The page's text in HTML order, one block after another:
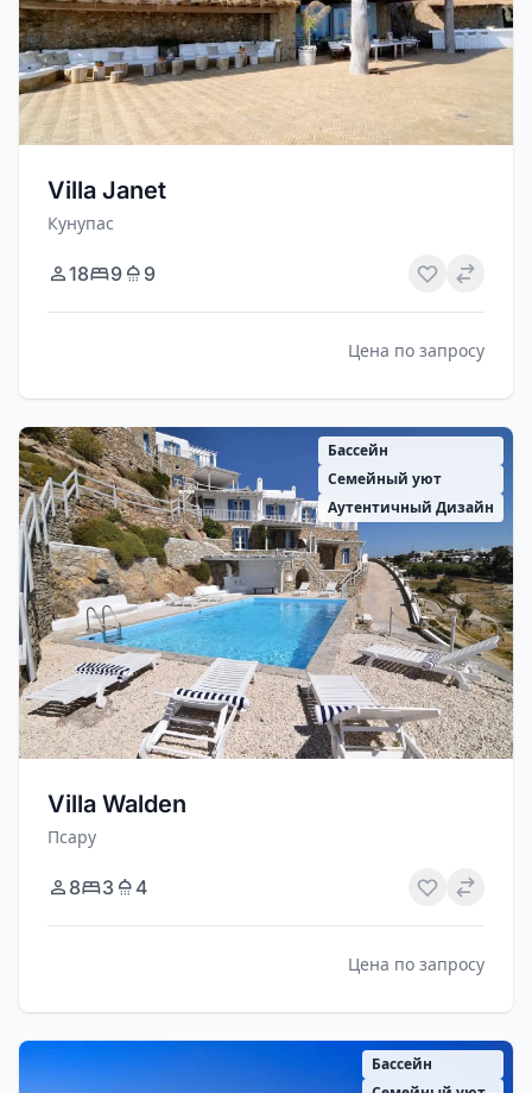
Villa Janet
Кунупас
18 9 9
Цена по запросу
Бассейн
Семейный уют
Аутентичный Дизайн
Villa Walden
Псару
8 3 4
Цена по запросу
Бассейн